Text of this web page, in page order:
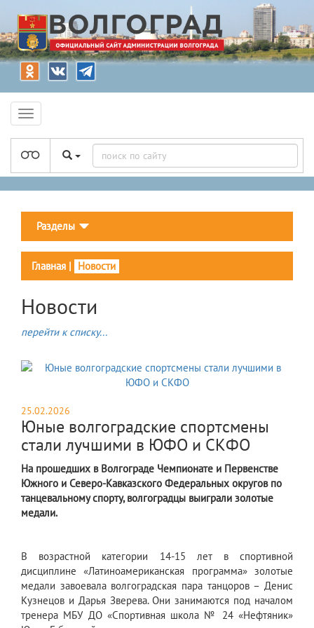
Разделы
Главная | Новости
Новости
перейти к списку...
25.02.2026
Юные волгоградские спортсмены
стали лучшими в ЮФО и СКФО
На прошедших в Волгограде Чемпионате и Первенстве
Южного и Северо-Кавказского Федеральных округов по
танцевальному спорту, волгоградцы выиграли золотые
медали.
В возрастной категории 14-15 лет в спортивной
дисциплине «Латиноамериканская программа» золотые
медали завоевала волгоградская пара танцоров – Денис
Кузнецов и Дарья Зверева. Они занимаются под началом
тренера МБУ ДО «Спортивная школа № 24 «Нефтяник»